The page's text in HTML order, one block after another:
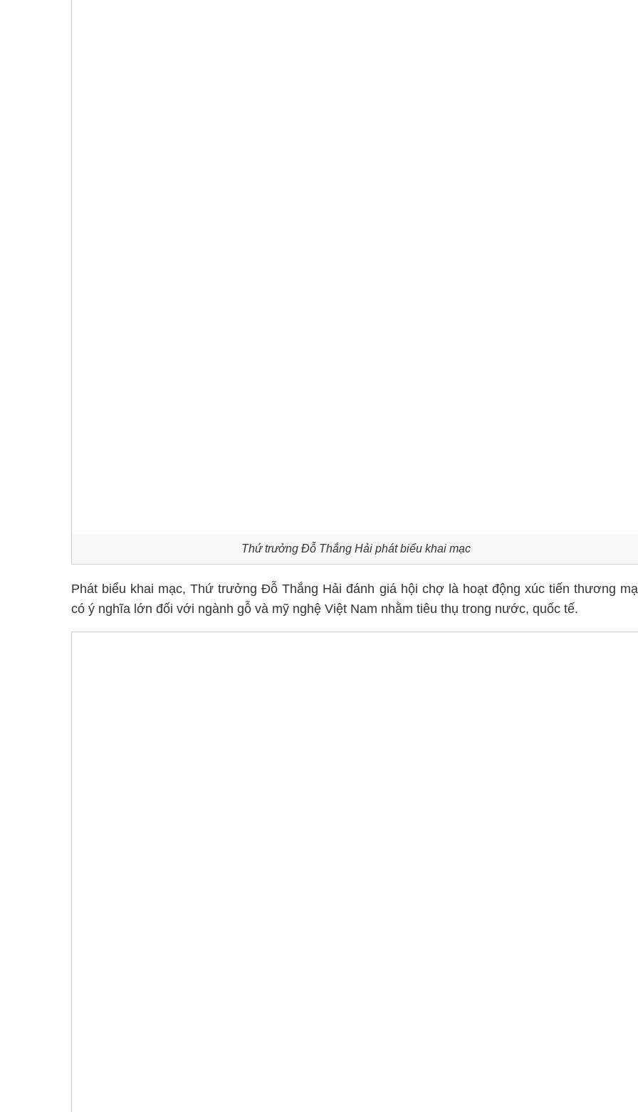
Thứ trưởng Đỗ Thắng Hải phát biểu khai mạc
Phát biểu khai mạc, Thứ trưởng Đỗ Thắng Hải đánh giá hội chợ là hoạt động xúc tiến thương
có ý nghĩa lớn đối với ngành gỗ và mỹ nghệ Việt Nam nhằm tiêu thụ trong nước, quốc tế.